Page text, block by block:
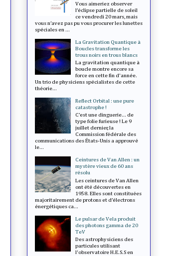
Vous aimeriez observer
l’éclipse partielle de soleil
ce vendredi 20 mars, mais
vous n’avez pas pu vous procurer les lunettes
spéciales en ...
La Gravitation Quantique à
Boucles transforme les
trous noirs en trous blancs
La gravitation quantique à
boucle montre encore sa
force en cette fin d'année.
Un trio de physiciens spécialistes de cette
théorie...
Reflect Orbital : une pure
catastrophe !
C’est une dinguerie... de
type folie furieuse ! Le 9
juillet dernier, la
Commission fédérale des
communications des États-Unis a approuvé
le...
Ceintures de Van Allen : un
mystère vieux de 60 ans
résolu
Les ceintures de Van Allen
ont été découvertes en
1958. Elles sont constituées
majoritairement de protons et d’électrons
énergétiques ca...
Le pulsar de Vela produit
des photons gamma de 20
TeV
Des astrophysiciens des
particules utilisant
l'observatoire H.E.S.S en